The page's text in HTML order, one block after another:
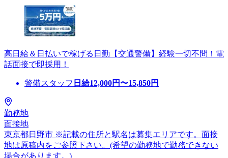
高日給＆日払いで稼げる日勤【交通警備】経験一切不問！電
話面接で即採用！
警備スタッフ 日給12,000円〜15,850円
勤務地
面接地
東京都日野市 ※記載の住所と駅名は募集エリアです。面接
地は原稿内をご参照下さい。(希望の勤務地で勤務できない
場合があります。)